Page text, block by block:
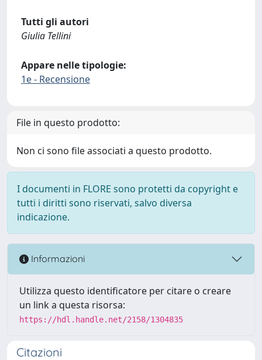
Tutti gli autori
Giulia Tellini
Appare nelle tipologie:
1e - Recensione
File in questo prodotto:
Non ci sono file associati a questo prodotto.
I documenti in FLORE sono protetti da copyright e
tutti i diritti sono riservati, salvo diversa
indicazione.
Informazioni
Utilizza questo identificatore per citare o creare
un link a questa risorsa:
https://hdl.handle.net/2158/1304835
Citazioni